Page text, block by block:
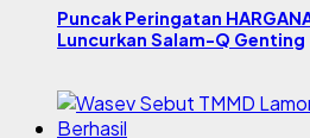
Puncak Peringatan
Luncurkan Salam-Q Genting